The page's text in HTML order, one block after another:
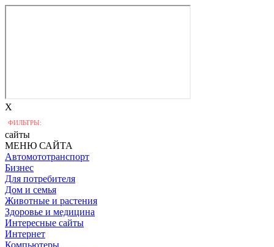
X
ФИЛЬТРЫ:
сайты
МЕНЮ САЙТА
Автомототранспорт
Бизнес
Для потребителя
Дом и семья
Животные и растения
Здоровье и медицина
Интересные сайты
Интернет
Компьютеры